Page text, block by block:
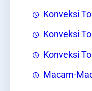
Konveksi
Konveksi
Konveksi
Macam-